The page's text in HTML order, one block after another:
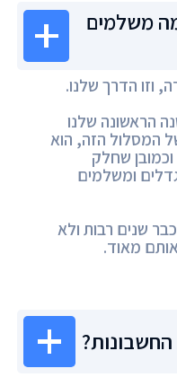
משלמים
וזו הדרך שלנו.
הראשונה שלנו
המסלול הזה, הוא
שחלק
ומשלמים
שנים רבות ולא
מאוד.